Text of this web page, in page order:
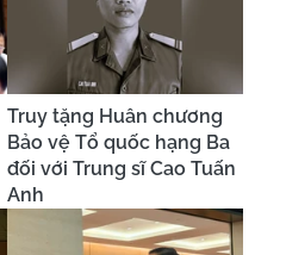
Truy tặng Huân chương
Bảo vệ Tổ quốc hạng Ba
đối với Trung sĩ Cao Tuấn
Anh